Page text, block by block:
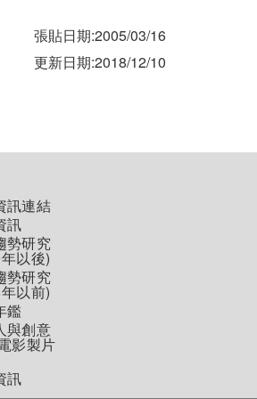
張貼日期:2005/03/16
更新日期:2018/12/10
訊連結
訊
勢研究
以後)
勢研究
以前)
鑑
與創意
影製片
訊